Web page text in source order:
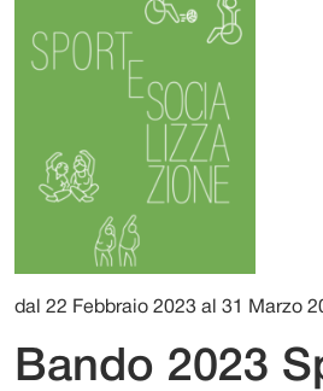
dal 22 Febbraio 2023 al 31 Marzo
Bando 2023